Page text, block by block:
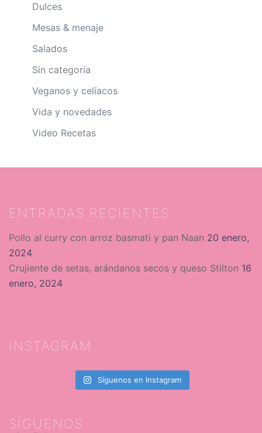
Dulces
Mesas & menaje
Salados
Sin categoría
Veganos y celíacos
Vida y novedades
Video Recetas
ENTRADAS RECIENTES
Pollo al curry con arroz basmati y pan Naan 20 enero,
2024
Crujiente de setas, arándanos secos y queso Stilton 16
enero, 2024
INSTAGRAM
Síguenos en Instagram
SÍGUENOS